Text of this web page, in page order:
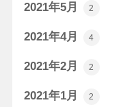
2021年5月 2
2021年4月 4
2021年2月 2
2021年1月 2